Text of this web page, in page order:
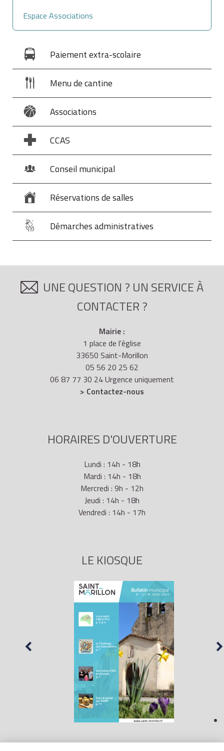
Espace Associations
Paiement extra-scolaire
Menu de cantine
Associations
CCAS
Conseil municipal
Réservations de salles
Démarches administratives
UNE QUESTION ? UN SERVICE À
CONTACTER ?
Mairie :
1 place de l'église
33650 Saint-Morillon
05 56 20 25 62
06 87 77 30 24 Urgence uniquement
> Contactez-nous
HORAIRES D'OUVERTURE
Lundi : 14h - 18h
Mardi : 14h - 18h
Mercredi : 9h - 12h
Jeudi : 14h - 18h
Vendredi : 14h - 17h
LE KIOSQUE